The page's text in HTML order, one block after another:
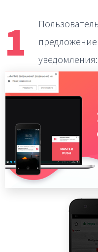
1
уведомления: